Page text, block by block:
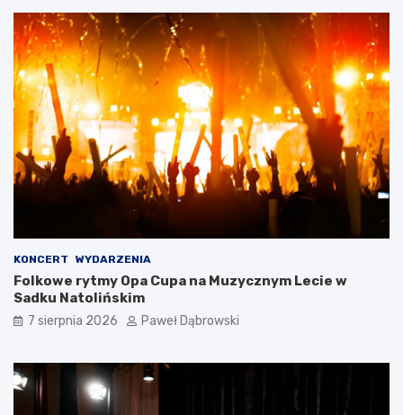
g
i
e
l
s
k
i
m
d
l
a
i
e
c
i
m
o
d
z
KONCERT WYDARZENIA
Folkowe rytmy Opa Cupa na Muzycznym Lecie w
Sadku Natolińskim
7 sierpnia 2026 Paweł Dąbrowski